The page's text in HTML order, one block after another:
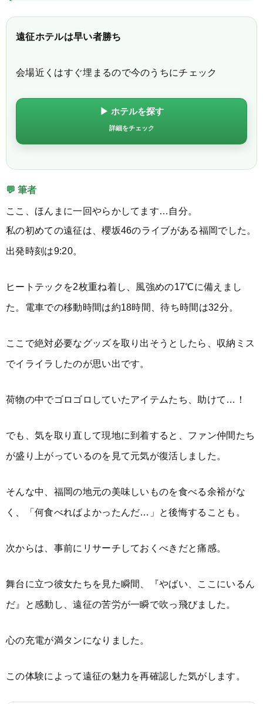
遠征ホテルは早い者勝ち
会場近くはすぐ埋まるので今のうちにチェック
▶ ホテルを探す
詳細をチェック
💬 筆者
ここ、ほんまに一回やらかしてます…自分。
私の初めての遠征は、櫻坂46のライブがある福岡でした。
出発時刻は9:20。
ヒートテックを2枚重ね着し、風強めの17℃に備えまし
た。電車での移動時間は約18時間、待ち時間は32分。
ここで絶対必要なグッズを取り出そうとしたら、収納ミス
でイライラしたのが思い出です。
荷物の中でゴロゴロしていたアイテムたち、助けて…！
でも、気を取り直して現地に到着すると、ファン仲間たち
が盛り上がっているのを見て元気が復活しました。
そんな中、福岡の地元の美味しいものを食べる余裕がな
く、「何食べればよかったんだ…」と後悔することも。
次からは、事前にリサーチしておくべきだと痛感。
舞台に立つ彼女たちを見た瞬間、『やばい、ここにいるん
だ』と感動し、遠征の苦労が一瞬で吹っ飛びました。
心の充電が満タンになりました。
この体験によって遠征の魅力を再確認した気がします。